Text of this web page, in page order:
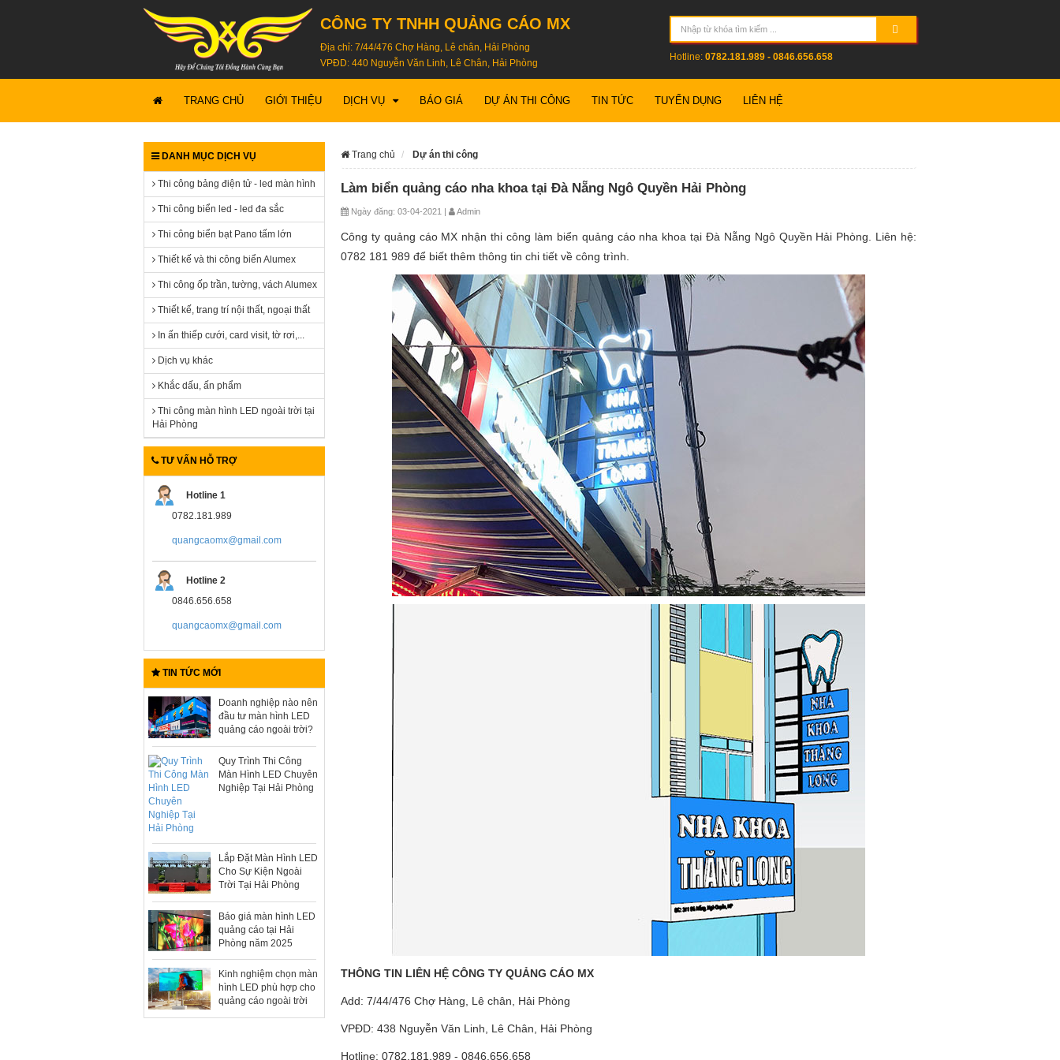
CÔNG TY TNHH QUẢNG CÁO MX
Địa chỉ: 7/44/476 Chợ Hàng, Lê chân, Hải Phòng
VPĐD: 440 Nguyễn Văn Linh, Lê Chân, Hải Phòng
Hotline: 0782.181.989 - 0846.656.658
TRANG CHỦ GIỚI THIỆU DỊCH VỤ BÁO GIÁ DỰ ÁN THI CÔNG TIN TỨC TUYỂN DỤNG LIÊN HỆ
DANH MỤC DỊCH VỤ
Thi công bảng điện tử - led màn hình
Thi công biển led - led đa sắc
Thi công biển bạt Pano tấm lớn
Thiết kế và thi công biển Alumex
Thi công ốp trần, tường, vách Alumex
Thiết kế, trang trí nội thất, ngoại thất
In ấn thiếp cưới, card visit, tờ rơi,...
Dịch vụ khác
Khắc dấu, ấn phẩm
Thi công màn hình LED ngoài trời tại
Hải Phòng
TƯ VẤN HỖ TRỢ
Hotline 1
0782.181.989
quangcaomx@gmail.com
Hotline 2
0846.656.658
quangcaomx@gmail.com
TIN TỨC MỚI
Doanh nghiệp nào nên
đầu tư màn hình LED
quảng cáo ngoài trời?
Quy Trình Thi Công
Màn Hình LED Chuyên
Nghiệp Tại Hải Phòng
Lắp Đặt Màn Hình LED
Cho Sự Kiện Ngoài
Trời Tại Hải Phòng
Báo giá màn hình LED
quảng cáo tại Hải
Phòng năm 2025
Kinh nghiệm chọn màn
hình LED phù hợp cho
quảng cáo ngoài trời
Trang chủ Dự án thi công
Làm biển quảng cáo nha khoa tại Đà Nẵng Ngô Quyền Hải Phòng
Ngày đăng: 03-04-2021 | Admin
Công ty quảng cáo MX nhận thi công làm biển quảng cáo nha khoa tại Đà Nẵng Ngô Quyền Hải Phòng. Liên hệ:
0782 181 989 để biết thêm thông tin chi tiết về công trình.
THÔNG TIN LIÊN HỆ CÔNG TY QUẢNG CÁO MX
Add: 7/44/476 Chợ Hàng, Lê chân, Hải Phòng
VPĐD: 438 Nguyễn Văn Linh, Lê Chân, Hải Phòng
Hotline: 0782.181.989 - 0846.656.658